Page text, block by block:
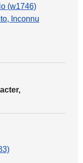
(w1746)
Inconnu